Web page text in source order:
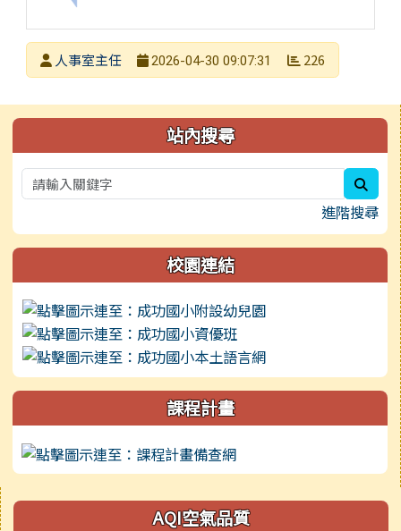
發布者人事室主任
2026-04-30 09:07:31 226
左邊區域內容 站內搜尋
進階搜尋
校園連結
課程計畫
右邊區域內容 AQI空氣品質